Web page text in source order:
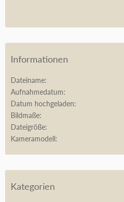
Informationen
Dateiname
Aufnahmedatum
Datum hochgeladen
Bildmaße
Dateigröße
Kameramodell
Kategorien